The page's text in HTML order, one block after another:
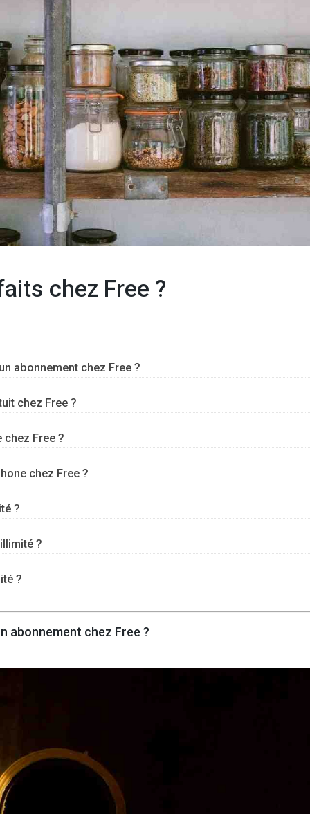
chez Free ?
abonnement chez Free ?
chez Free ?
chez Free ?
chez Free ?
?
?
?
abonnement chez Free ?